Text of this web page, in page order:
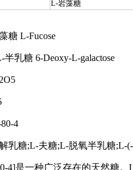
L-岩藻糖
糖 L-Fucose
乳糖 6-Deoxy-L-galactose
4
乳糖;L-夫糖;L-脱氧半乳糖;L-(-
4]是一种广泛存在的天然糖